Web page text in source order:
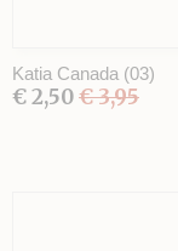
Katia Canada (03)
€ 2,50€ 3,95